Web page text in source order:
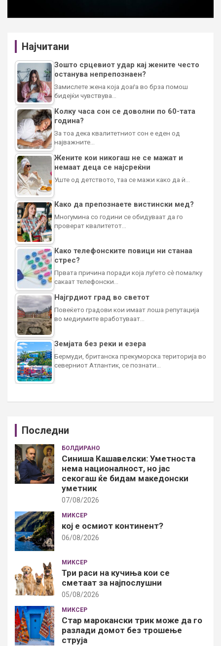
Најчитани
Зошто срцевиот удар кај жените често
останува непрепознаен?
Замислете жена која доаѓа во брза помош
бидејќи чувствува…
Колку часа сон се доволни по 60-тата
година?
За тоа дека квалитетниот сон е еден од
најважните…
Жените кои никогаш не се мажат и
немаат деца се најсреќни
Уште од детството, таа се мажи како да ѝ…
Како да препознаете вистински мед?
Многумина со години се обидуваат да го
проверат квалитетот…
Како телефонските повици ни станаа
стрес?
Првата причина поради која луѓето сè помалку
сакаат телефонски…
Најгрдиот град во светот
Повеќето градови кои имаат лоша репутација
во медиумите вработуваат…
Земјата без реки и езера
Бермуди, британска прекуморска територија во
северниот Атлантик, се познати…
Последни
БОЛДИРАНО
Синиша Кашавелски: Уметноста
нема националност, но јас
секогаш ќе бидам македонски
уметник
07/08/2026
МИКСЕР
кој е осмиот континент?
06/08/2026
МИКСЕР
Три раси на кучиња кои се
сметаат за најпослушни
05/08/2026
МИКСЕР
Стар марокански трик може да го
разлади домот без трошење
струја